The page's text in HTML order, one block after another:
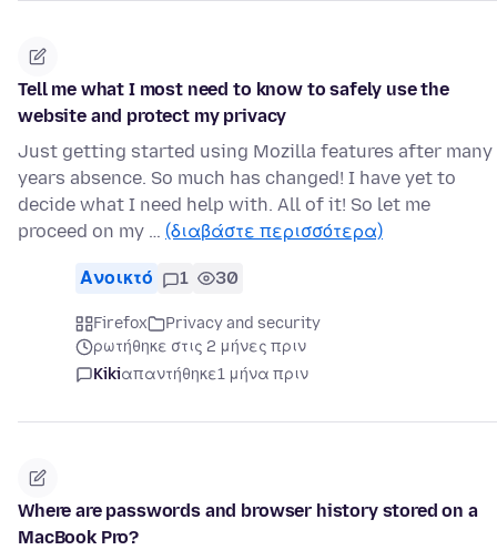
Tell me what I most need to know to safely use the
website and protect my privacy
Just getting started using Mozilla features after many
years absence. So much has changed! I have yet to
decide what I need help with. All of it! So let me
proceed on my … (διαβάστε περισσότερα)
Ανοικτό 1 30
Firefox
Privacy and security
ρωτήθηκε στις 2 μήνες πριν
Kikiαπαντήθηκε1 μήνα πριν
Where are passwords and browser history stored on a
MacBook Pro?